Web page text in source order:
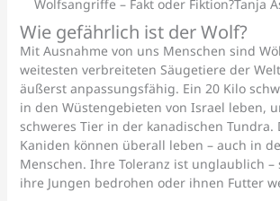
Wolfsangriffe – Fakt oder Fiktion?Tanja
Wie gefährlich ist der Wolf?
Mit Ausnahme von uns Menschen sind
weitesten verbreiteten Säugetiere der
äußerst anpassungsfähig. Ein 20 Kilo
in den Wüstengebieten von Israel leben,
schweres Tier in der kanadischen Tundra.
Kaniden können überall leben – auch in
Menschen. Ihre Toleranz ist unglaublich
ihre Jungen bedrohen oder ihnen Futter